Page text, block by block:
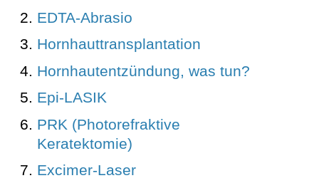
EDTA-Abrasio
Hornhauttransplantation
Hornhautentzündung, was tun?
Epi-LASIK
PRK (Photorefraktive
Keratektomie)
Excimer-Laser